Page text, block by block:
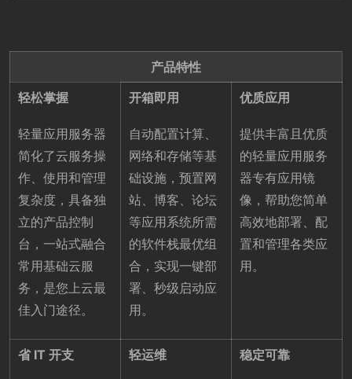
产品特性
轻松掌握
轻量应用服务器
简化了云服务操
作、使用和管理
复杂度，具备独
立的产品控制
台，一站式融合
常用基础云服
务，是您上云最
佳入门途径。
开箱即用
自动配置计算、
网络和存储等基
础设施，预置网
站、博客、论坛
等应用系统所需
的软件栈最优组
合，实现一键部
署、秒级启动应
用。
优质应用
提供丰富且优质
的轻量应用服务
器专有应用镜
像，帮助您简单
高效地部署、配
置和管理各类应
用。
省 IT 开支 轻运维 稳定可靠